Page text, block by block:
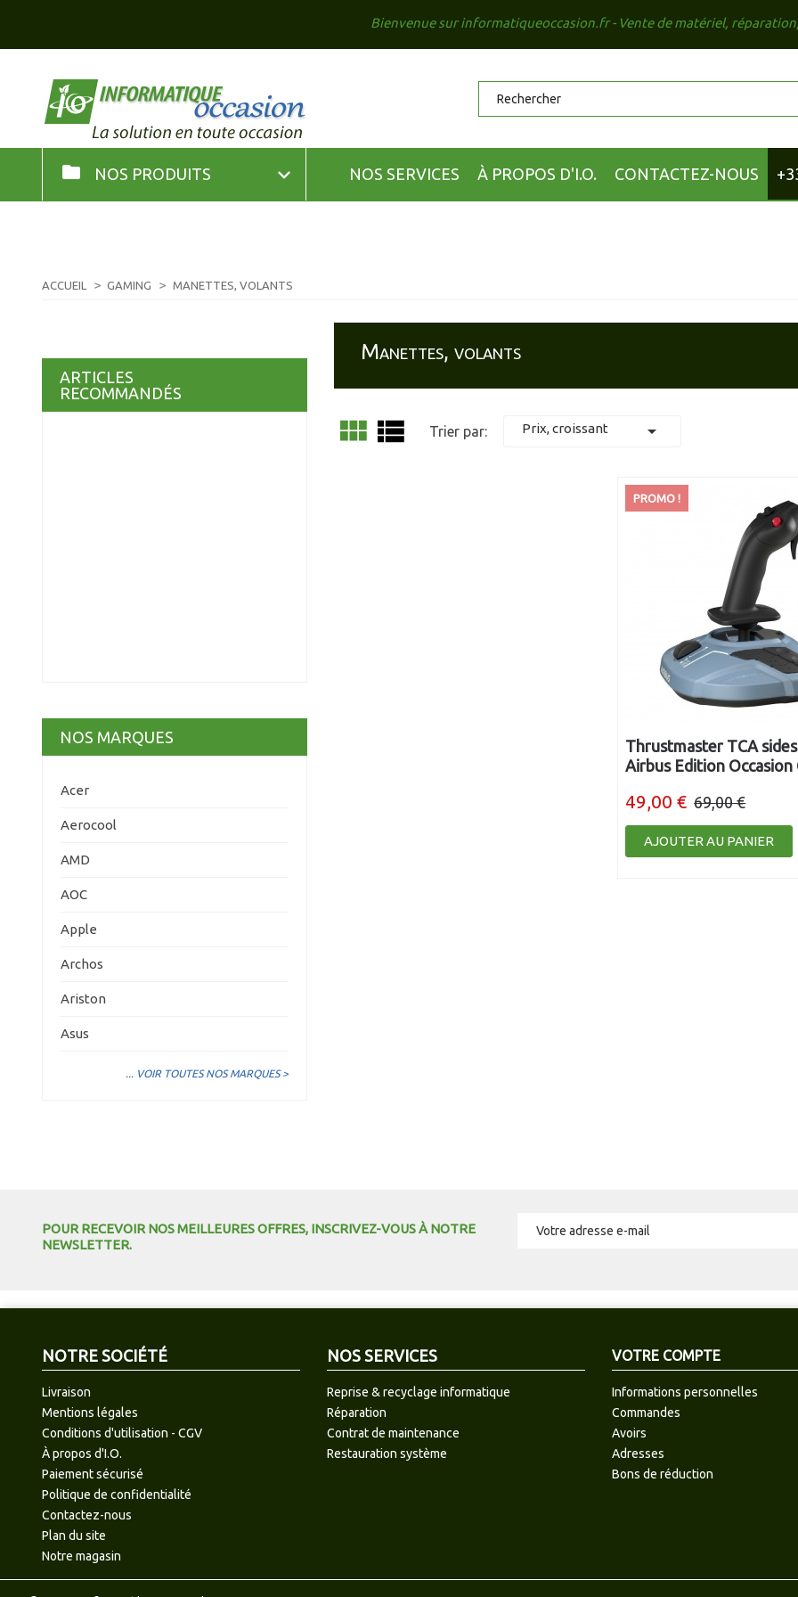
Bienvenue sur informatiqueoccasion.fr - Vente de matériel,
folder NOS PRODUITS  NOS SERVICES À PROPOS D'I.O. CONTACTEZ-NOUS
ACCUEIL GAMING MANETTES, VOLANTS
ARTICLES
RECOMMANDÉS
NOS MARQUES
Acer
Aerocool
AMD
AOC
Apple
Archos
Ariston
Asus
... VOIR TOUTES NOS MARQUES >
Manettes, volants
view_module view_list Trier par: Prix, croissant 
PROMO !
Thrustmaster TCA
Airbus Edition Occasion
49,00 € 69,00 €
AJOUTER AU PANIER
POUR RECEVOIR NOS MEILLEURES OFFRES, INSCRIVEZ-VOUS À NOTRE
NEWSLETTER.
NOTRE SOCIÉTÉ
Livraison
Mentions légales
Conditions d'utilisation - CGV
À propos d'I.O.
Paiement sécurisé
Politique de confidentialité
Contactez-nous
Plan du site
Notre magasin
NOS SERVICES
Reprise & recyclage informatique
Réparation
Contrat de maintenance
Restauration système
VOTRE COMPTE
Informations personnelles
Commandes
Avoirs
Adresses
Bons de réduction